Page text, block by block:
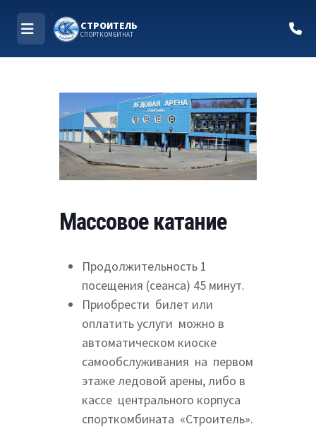
МЕНЮ
СТРОИТЕЛЬ
СПОРТКОМБИНАТ
Массовое катание
Продолжительность 1
посещения (сеанса) 45 минут.
Приобрести билет или
оплатить услуги можно в
автоматическом киоске
самообслуживания на первом
этаже ледовой арены, либо в
кассе центрального корпуса
спорткомбината «Строитель».